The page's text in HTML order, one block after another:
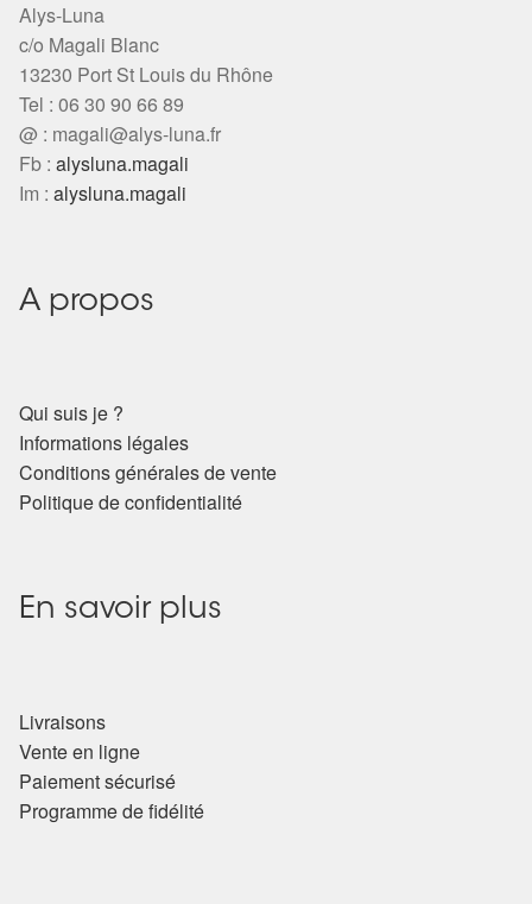
Alys-Luna
c/o Magali Blanc
13230 Port St Louis du Rhône
Tel : 06 30 90 66 89
@ : magali@alys-luna.fr
Fb : alysluna.magali
Im : alysluna.magali
A propos
Qui suis je ?
Informations légales
Conditions générales de vente
Politique de confidentialité
En savoir plus
Livraisons
Vente en ligne
Paiement sécurisé
Programme de fidélité